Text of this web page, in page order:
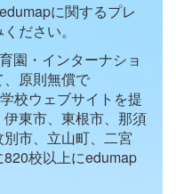
edumapに関するプレ
ださい。
園・インターナショ
原則無償で
校ウェブサイトを提
東市、東根市、那須
市、立山町、二宮
校以上にedumap